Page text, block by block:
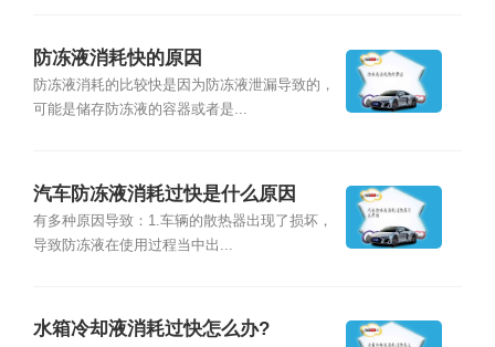
防冻液消耗快的原因
防冻液消耗的比较快是因为防冻液泄漏导致的，
可能是储存防冻液的容器或者是...
汽车防冻液消耗过快是什么原因
有多种原因导致：1.车辆的散热器出现了损坏，
导致防冻液在使用过程当中出...
水箱冷却液消耗过快怎么办?